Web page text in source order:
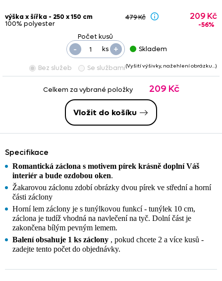
výška x šířka - 250 x 150 cm
100% polyester
ks +
-
479 Kč 209 Kč
-56%
Skladem
Bez služeb Se službami(Vyšití výšivky, nažehlení obrázku…)
Celkem za vybrané položky 209 Kč
Vložit do košíku
Specifikace
Romantická záclona s motivem pírek krásně doplní Váš
interiér a bude ozdobou oken.
Žakarovou záclonu zdobí obrázky dvou pírek ve střední a horní
části záclony
Horní lem záclony je s tunýlkovou funkcí - tunýlek 10 cm,
záclona je tudíž vhodná na navlečení na tyč. Dolní část je
zakončena bílým pevným lemem.
Balení obsahuje 1 ks záclony , pokud chcete 2 a více kusů -
zadejte tento počet do objednávky.